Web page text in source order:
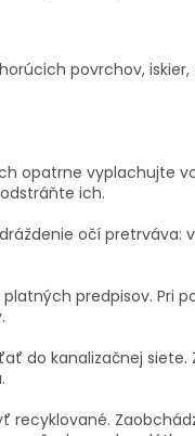
povrchov,
opatrne vyplachujte
ich.
očí pretrváva:
predpisov. Pri
do kanalizačnej siete.
recyklované.